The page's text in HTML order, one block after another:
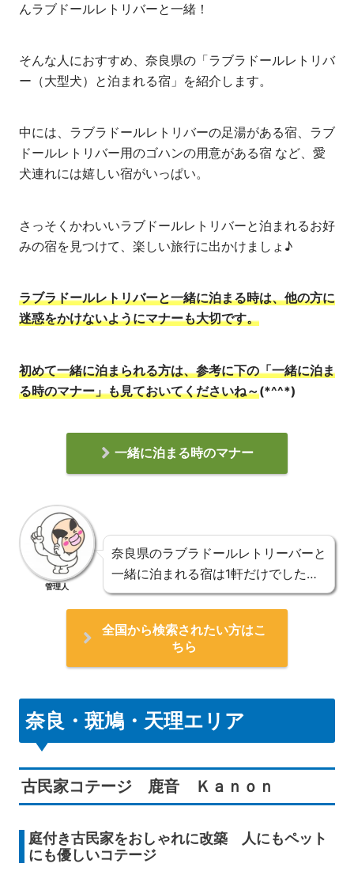
んラブドールレトリバーと一緒！
そんな人におすすめ、奈良県の「ラブラドールレトリバ
ー（大型犬）と泊まれる宿」を紹介します。
中には、ラブラドールレトリバーの足湯がある宿、ラブ
ドールレトリバー用のゴハンの用意がある宿 など、愛
犬連れには嬉しい宿がいっぱい。
さっそくかわいいラブドールレトリバーと泊まれるお好
みの宿を見つけて、楽しい旅行に出かけましょ♪
ラブラドールレトリバーと一緒に泊まる時は、他の方に
迷惑をかけないようにマナーも大切です。
初めて一緒に泊まられる方は、参考に下の「一緒に泊ま
る時のマナー」も見ておいてくださいね～(*^^*)
一緒に泊まる時のマナー
管理人
奈良県のラブラドールレトリーバーと
一緒に泊まれる宿は1軒だけでした…
全国から検索されたい方はこ
ちら
奈良・斑鳩・天理エリア
古民家コテージ 鹿音 Ｋａｎｏｎ
庭付き古民家をおしゃれに改築 人にもペット
にも優しいコテージ